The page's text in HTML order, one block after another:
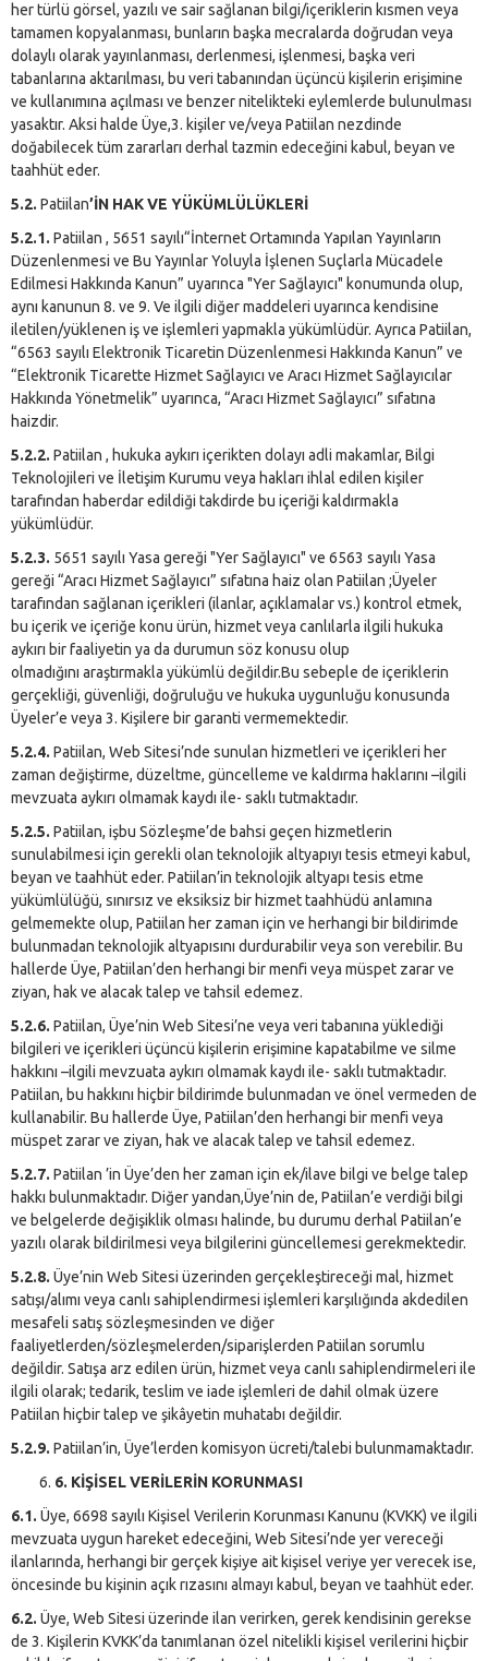
her türlü görsel, yazılı ve sair sağlanan bilgi/içeriklerin kısmen veya
tamamen kopyalanması, bunların başka mecralarda doğrudan veya
dolaylı olarak yayınlanması, derlenmesi, işlenmesi, başka veri
tabanlarına aktarılması, bu veri tabanından üçüncü kişilerin erişimine
ve kullanımına açılması ve benzer nitelikteki eylemlerde bulunulması
yasaktır. Aksi halde Üye,3. kişiler ve/veya Patiilan nezdinde
doğabilecek tüm zararları derhal tazmin edeceğini kabul, beyan ve
taahhüt eder.
5.2. Patiilan’İN HAK VE YÜKÜMLÜLÜKLERİ
5.2.1. Patiilan , 5651 sayılı“İnternet Ortamında Yapılan Yayınların
Düzenlenmesi ve Bu Yayınlar Yoluyla İşlenen Suçlarla Mücadele
Edilmesi Hakkında Kanun” uyarınca "Yer Sağlayıcı" konumunda olup,
aynı kanunun 8. ve 9. Ve ilgili diğer maddeleri uyarınca kendisine
iletilen/yüklenen iş ve işlemleri yapmakla yükümlüdür. Ayrıca Patiilan,
“6563 sayılı Elektronik Ticaretin Düzenlenmesi Hakkında Kanun” ve
“Elektronik Ticarette Hizmet Sağlayıcı ve Aracı Hizmet Sağlayıcılar
Hakkında Yönetmelik” uyarınca, “Aracı Hizmet Sağlayıcı” sıfatına
haizdir.
5.2.2. Patiilan , hukuka aykırı içerikten dolayı adli makamlar, Bilgi
Teknolojileri ve İletişim Kurumu veya hakları ihlal edilen kişiler
tarafından haberdar edildiği takdirde bu içeriği kaldırmakla
yükümlüdür.
5.2.3. 5651 sayılı Yasa gereği "Yer Sağlayıcı" ve 6563 sayılı Yasa
gereği “Aracı Hizmet Sağlayıcı” sıfatına haiz olan Patiilan ;Üyeler
tarafından sağlanan içerikleri (ilanlar, açıklamalar vs.) kontrol etmek,
bu içerik ve içeriğe konu ürün, hizmet veya canlılarla ilgili hukuka
aykırı bir faaliyetin ya da durumun söz konusu olup
olmadığını araştırmakla yükümlü değildir.Bu sebeple de içeriklerin
gerçekliği, güvenliği, doğruluğu ve hukuka uygunluğu konusunda
Üyeler’e veya 3. Kişilere bir garanti vermemektedir.
5.2.4. Patiilan, Web Sitesi’nde sunulan hizmetleri ve içerikleri her
zaman değiştirme, düzeltme, güncelleme ve kaldırma haklarını –ilgili
mevzuata aykırı olmamak kaydı ile- saklı tutmaktadır.
5.2.5. Patiilan, işbu Sözleşme’de bahsi geçen hizmetlerin
sunulabilmesi için gerekli olan teknolojik altyapıyı tesis etmeyi kabul,
beyan ve taahhüt eder. Patiilan’in teknolojik altyapı tesis etme
yükümlülüğü, sınırsız ve eksiksiz bir hizmet taahhüdü anlamına
gelmemekte olup, Patiilan her zaman için ve herhangi bir bildirimde
bulunmadan teknolojik altyapısını durdurabilir veya son verebilir. Bu
hallerde Üye, Patiilan’den herhangi bir menfi veya müspet zarar ve
ziyan, hak ve alacak talep ve tahsil edemez.
5.2.6. Patiilan, Üye’nin Web Sitesi’ne veya veri tabanına yüklediği
bilgileri ve içerikleri üçüncü kişilerin erişimine kapatabilme ve silme
hakkını –ilgili mevzuata aykırı olmamak kaydı ile- saklı tutmaktadır.
Patiilan, bu hakkını hiçbir bildirimde bulunmadan ve önel vermeden de
kullanabilir. Bu hallerde Üye, Patiilan’den herhangi bir menfi veya
müspet zarar ve ziyan, hak ve alacak talep ve tahsil edemez.
5.2.7. Patiilan ’in Üye’den her zaman için ek/ilave bilgi ve belge talep
hakkı bulunmaktadır. Diğer yandan,Üye’nin de, Patiilan’e verdiği bilgi
ve belgelerde değişiklik olması halinde, bu durumu derhal Patiilan’e
yazılı olarak bildirilmesi veya bilgilerini güncellemesi gerekmektedir.
5.2.8. Üye’nin Web Sitesi üzerinden gerçekleştireceği mal, hizmet
satışı/alımı veya canlı sahiplendirmesi işlemleri karşılığında akdedilen
mesafeli satış sözleşmesinden ve diğer
faaliyetlerden/sözleşmelerden/siparişlerden Patiilan sorumlu
değildir. Satışa arz edilen ürün, hizmet veya canlı sahiplendirmeleri ile
ilgili olarak; tedarik, teslim ve iade işlemleri de dahil olmak üzere
Patiilan hiçbir talep ve şikâyetin muhatabı değildir.
5.2.9. Patiilan’in, Üye’lerden komisyon ücreti/talebi bulunmamaktadır.
6. KİŞİSEL VERİLERİN KORUNMASI
6.1. Üye, 6698 sayılı Kişisel Verilerin Korunması Kanunu (KVKK) ve ilgili
mevzuata uygun hareket edeceğini, Web Sitesi’nde yer vereceği
ilanlarında, herhangi bir gerçek kişiye ait kişisel veriye yer verecek ise,
öncesinde bu kişinin açık rızasını almayı kabul, beyan ve taahhüt eder.
6.2. Üye, Web Sitesi üzerinde ilan verirken, gerek kendisinin gerekse
de 3. Kişilerin KVKK’da tanımlanan özel nitelikli kişisel verilerini hiçbir